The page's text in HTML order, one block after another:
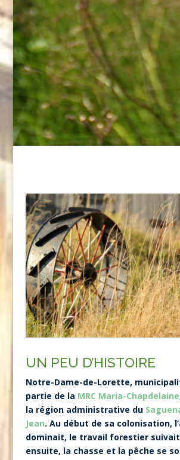
UN PEU D’HISTOIRE
Notre-Dame-de-Lorette,
partie de la MRC Maria-Chapdelaine
la région administrative du
Jean. Au début de sa colonisation,
dominait, le travail forestier
ensuite, la chasse et la pêche se